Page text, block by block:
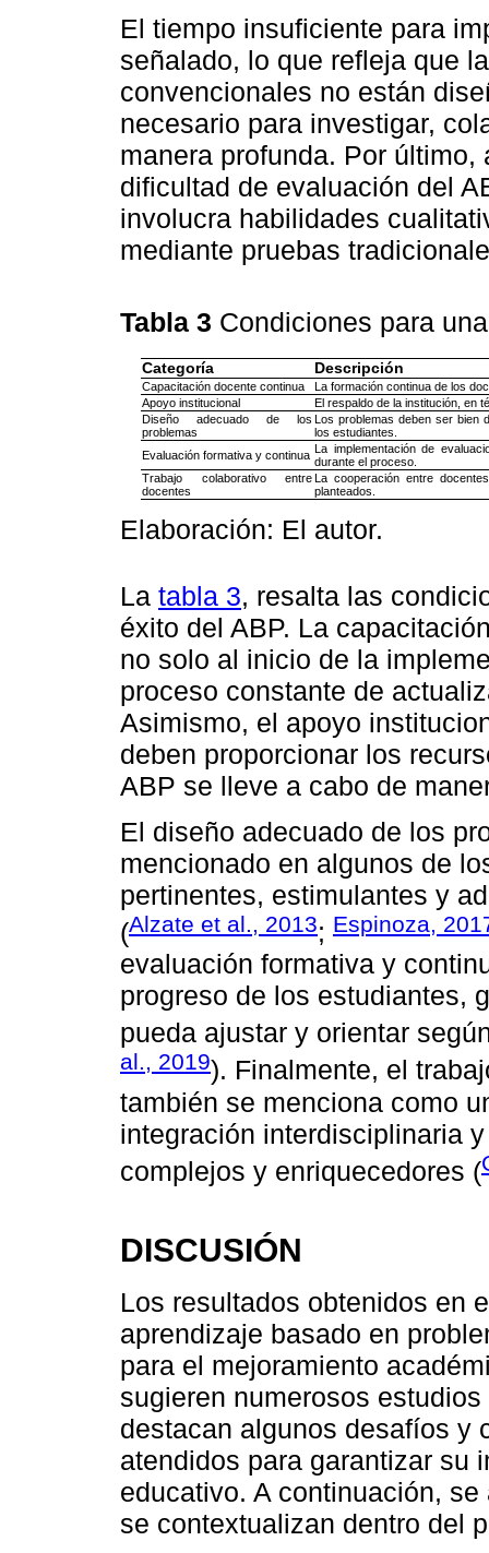
El tiempo insuficiente para
señalado, lo que refleja que
convencionales no están
necesario para investigar,
manera profunda. Por
dificultad de evaluación del
involucra habilidades
mediante pruebas
Tabla 3 Condiciones para
Categoría Descripción
Capacitación docente continua
La formación continua de los
Apoyo institucional
El respaldo de la institución, en
Diseño adecuado de los
problemas
Los problemas deben ser bien
los estudiantes.
Evaluación formativa y continua La implementación de
durante el proceso.
Trabajo colaborativo entre
docentes
La cooperación entre
planteados.
Elaboración: El autor.
La tabla 3, resalta las
éxito del ABP. La
no solo al inicio de la
proceso constante de
Asimismo, el apoyo
deben proporcionar los
ABP se lleve a cabo de
El diseño adecuado de los
mencionado en algunos de
pertinentes, estimulantes y
(Alzate et al., 2013; Espinoza,
evaluación formativa y
progreso de los estudiantes,
pueda ajustar y orientar
al., 2019). Finalmente, el
también se menciona como
integración interdisciplinaria
complejos y enriquecedores (
DISCUSIÓN
Los resultados obtenidos en
aprendizaje basado en
para el mejoramiento
sugieren numerosos
destacan algunos desafíos y
atendidos para garantizar su
educativo. A continuación,
se contextualizan dentro del